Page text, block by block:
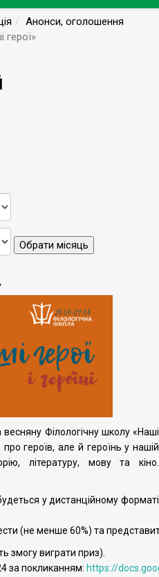
Анонси, оголошення
герої»
Обрати місяць
Філологічну школу «Наші
героїв, але й героїнь у нашій
літературу, мову та кіно.
у дистанційному форматі
(не менше 60%) та
змогу виграти приз).
за покликанням: https://